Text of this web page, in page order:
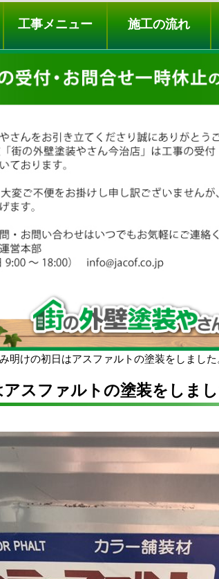
料金プラン 無料点検
工事メニュー 施工の流れ
明けの初日はアスファルトの塗装をしました
スファルトの塗装をしまし